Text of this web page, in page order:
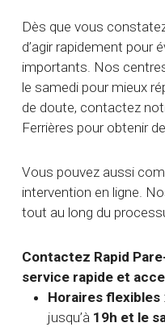
Dès que vous
d’agir rapidement pour
importants. Nos
le samedi pour mieux
de doute, contactez
Ferrières pour obtenir
Vous pouvez aussi
intervention en ligne.
tout au long du
Contactez Rapid
service rapide et
Horaires flexibles
jusqu’à 19h et le